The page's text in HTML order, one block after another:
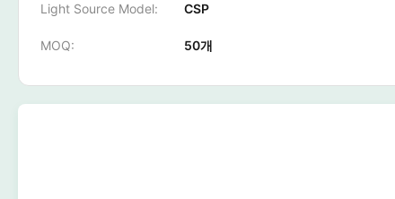
Light Source Model: CSP
MOQ: 50개